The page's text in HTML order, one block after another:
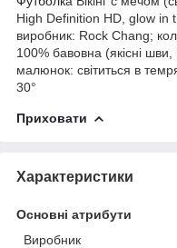
High Definition HD, glow in
виробник: Rock Chang;
100% бавовна (якісні
малюнок: світиться в
30°
Приховати
Характеристики
Основні атрибути
Виробник